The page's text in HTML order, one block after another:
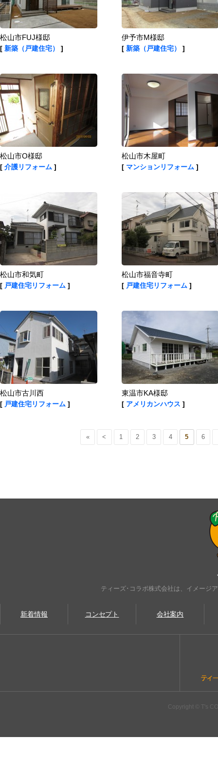
松山市FUJ様邸
[ 新築（戸建住宅） ]
伊予市M様邸
[ 新築（戸建住宅） ]
松山市O様邸
[ 介護リフォーム ]
松山市木屋町
[ マンションリフォーム ]
松山市和気町
[ 戸建住宅リフォーム ]
松山市福音寺町
[ 戸建住宅リフォーム ]
松山市古川西
[ 戸建住宅リフォーム ]
東温市KA様邸
[ アメリカンハウス ]
« < 1 2 3 4 5 6
ティーズ･コラボ株式会社は、イメージ
新着情報 コンセプト 会社案内
Copyright © T's